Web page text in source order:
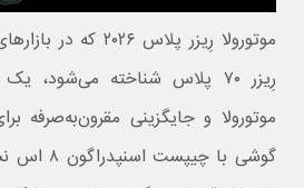
موتورولا رِیزر پلاس
رِیزر ۷۰ پلاس شناخته
موتورولا و جایگزینی مقرون‌به‌صرفه